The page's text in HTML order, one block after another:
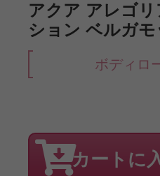
アクア アレゴ
ション ベルガ
ボディロ
カートに